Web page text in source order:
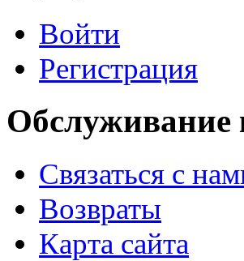
Войти
Регистрация
Обслуживание
Связаться с
Возвраты
Карта сайта